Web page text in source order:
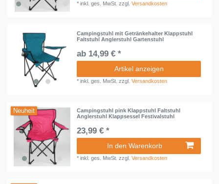
*inkl. ges. MwSt. zzgl.Versandkosten
Campingstuhl mit Getränkehalter Klappstuhl
Faltstuhl Anglerstuhl Gartenstuhl
ab 14,99 € *
Artikel anzeigen
*inkl. ges. MwSt. zzgl.Versandkosten
Neuheit
Campingstuhl pink Klappstuhl Faltstuhl
Anglerstuhl Klappsessel Festivalstuhl
23,99 € *
In den Warenkorb
*inkl. ges. MwSt. zzgl.Versandkosten